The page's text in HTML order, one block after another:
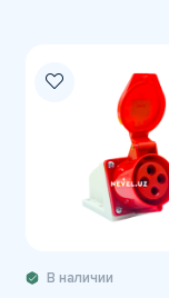
В наличии